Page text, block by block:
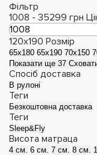
Фільтр
1008 - 35299 грн
120x190 Розмір
65х180 65х190 70х150
Показати ще 37
Спосіб доставка
В рулоні
Теги
Безкоштовна доставка
Теги
Sleep&Fly
Висота матраца
4 см. 6 см. 7 см. 8 см.